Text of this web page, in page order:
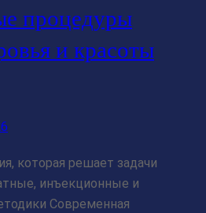
процедуры
и красоты
которая решает задачи
инъекционные и
Современная